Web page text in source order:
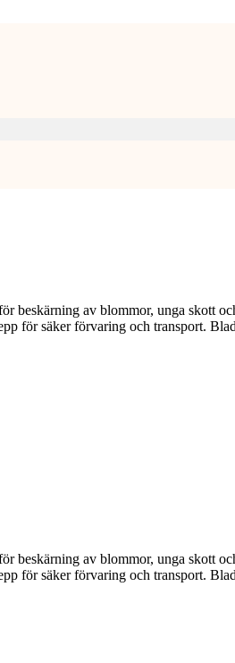
av blommor, unga skott
för säker förvaring och transport.
av blommor, unga skott
för säker förvaring och transport.